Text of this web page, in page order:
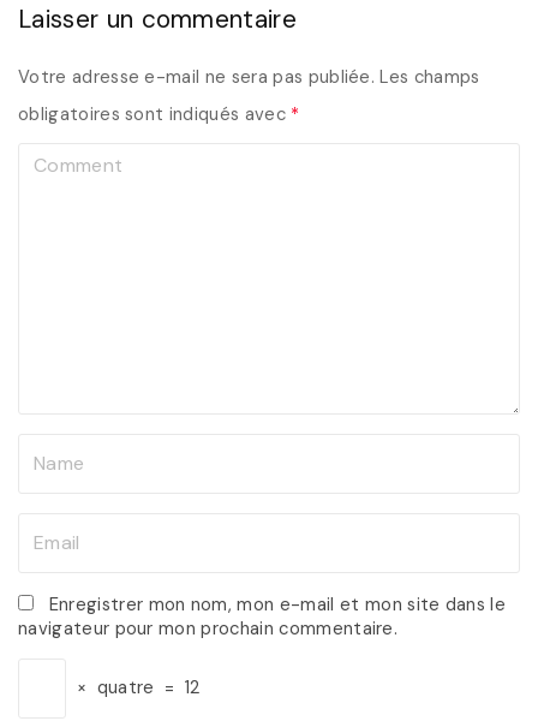
Laisser un commentaire
Votre adresse e-mail ne sera pas publiée. Les champs
obligatoires sont indiqués avec *
*
a
i
Enregistrer mon nom, mon e-mail et mon site dans le
navigateur pour mon prochain commentaire.
× quatre = 12